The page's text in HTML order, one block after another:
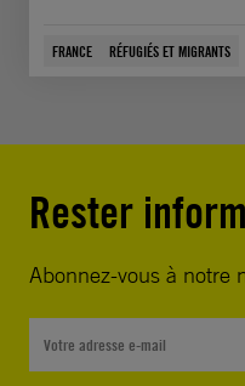
FRANCE RÉFUGIÉS ET MIGRANTS
Rester
Abonnez-vous à notre